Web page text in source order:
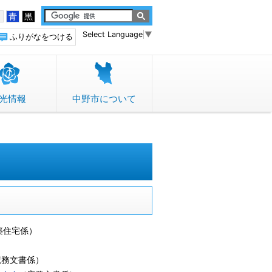
青 黒
Select Language ▼
ふりがなをつける
情報 中野市について
住宅係）
務文書係）